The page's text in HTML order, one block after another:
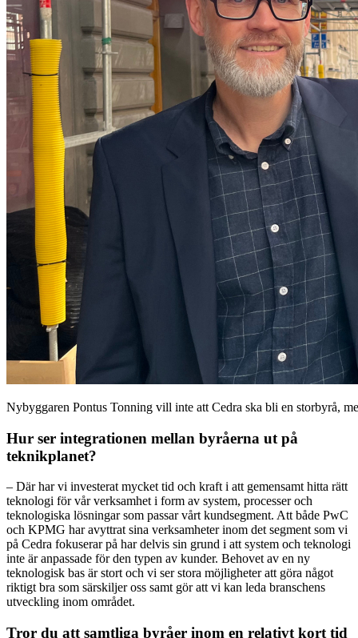
Nybyggaren Pontus Tonning vill inte att Cedra ska bli en storbyrå,
Hur ser integrationen mellan byråerna ut på
teknikplanet?
– Där har vi investerat mycket tid och kraft i att gemensamt hitta rätt
teknologi för vår verksamhet i form av system, processer och
teknologiska lösningar som passar vårt kundsegment. Att både PwC
och KPMG har avyttrat sina verksamheter inom det segment som vi
på Cedra fokuserar på har delvis sin grund i att system och teknologi
inte är anpassade för den typen av kunder. Behovet av en ny
teknologisk bas är stort och vi ser stora möjligheter att göra något
riktigt bra som särskiljer oss samt gör att vi kan leda branschens
utveckling inom området.
Tror du att samtliga byråer inom en relativt kort tid